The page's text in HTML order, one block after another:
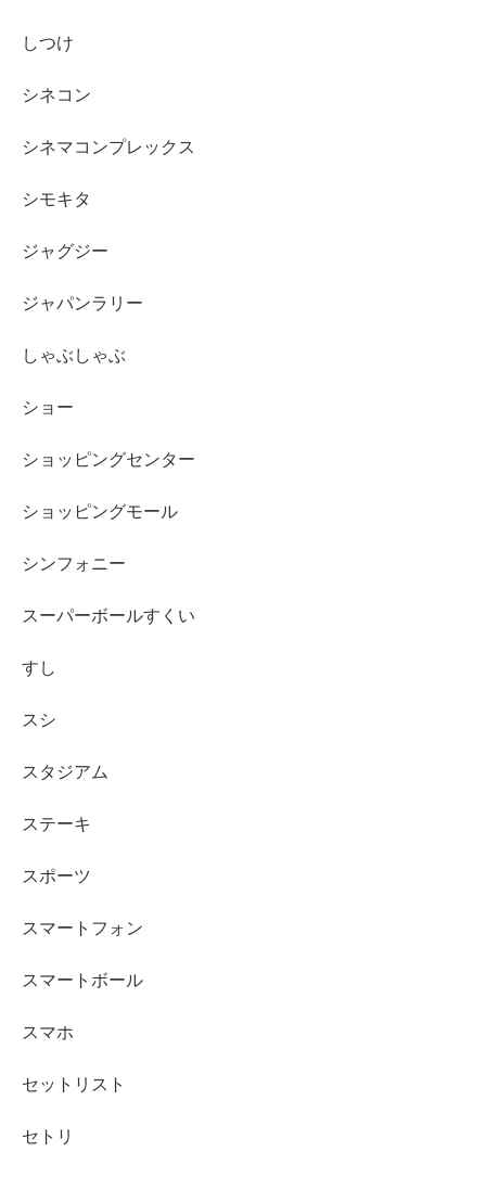
しつけ
シネコン
シネマコンプレックス
シモキタ
ジャグジー
ジャパンラリー
しゃぶしゃぶ
ショー
ショッピングセンター
ショッピングモール
シンフォニー
スーパーボールすくい
すし
スシ
スタジアム
ステーキ
スポーツ
スマートフォン
スマートボール
スマホ
セットリスト
セトリ